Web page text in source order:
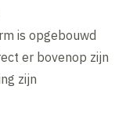
is opgebouwd
er bovenop zijn
zijn